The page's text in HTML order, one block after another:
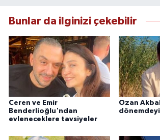
Bunlar da ilginizi çekebilir
Ceren ve Emir
Benderlioğlu'ndan
evleneceklere tavsiyeler
Ozan